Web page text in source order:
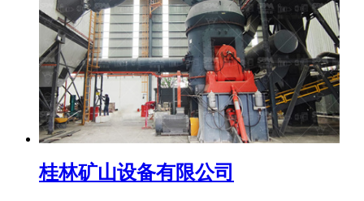
桂林矿山设备有限公司